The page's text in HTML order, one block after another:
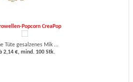
Popcorn CreaPop
Tüte gesalzenes Mik ...
2,14 €, mind. 100 Stk.